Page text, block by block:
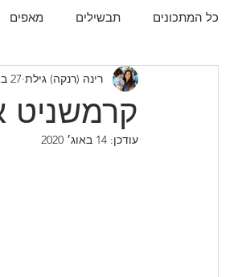
כל המתכונים תבשילים מאפים
תפו"א עוף
קרמשניט
רינה (רנקה) גילת 27 באוק׳ 2019
עודכן: 14 באוג׳ 2020